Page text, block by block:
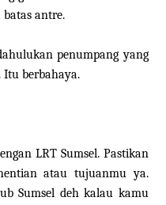
antre.
penumpang yang
Itu berbahaya.
LRT Sumsel. Pastikan
atau tujuanmu ya.
Sumsel deh kalau kamu